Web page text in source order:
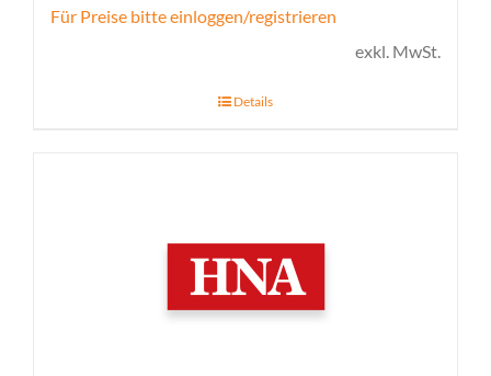
Für Preise bitte einloggen/registrieren
exkl. MwSt.
Details